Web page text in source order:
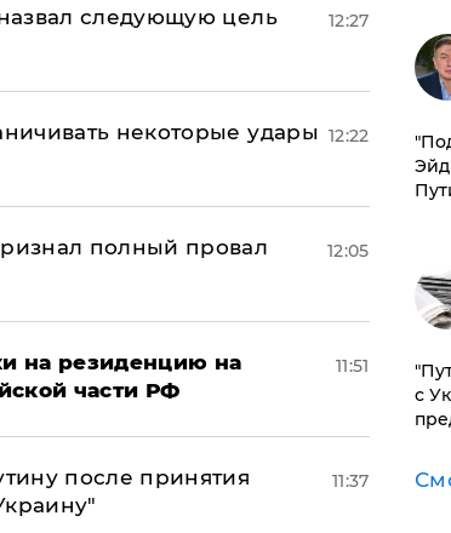
следующую цель
12:27
некоторые удары 12:22
полный провал
12:05
на резиденцию на
части РФ
11:51
после принятия
11:37
с